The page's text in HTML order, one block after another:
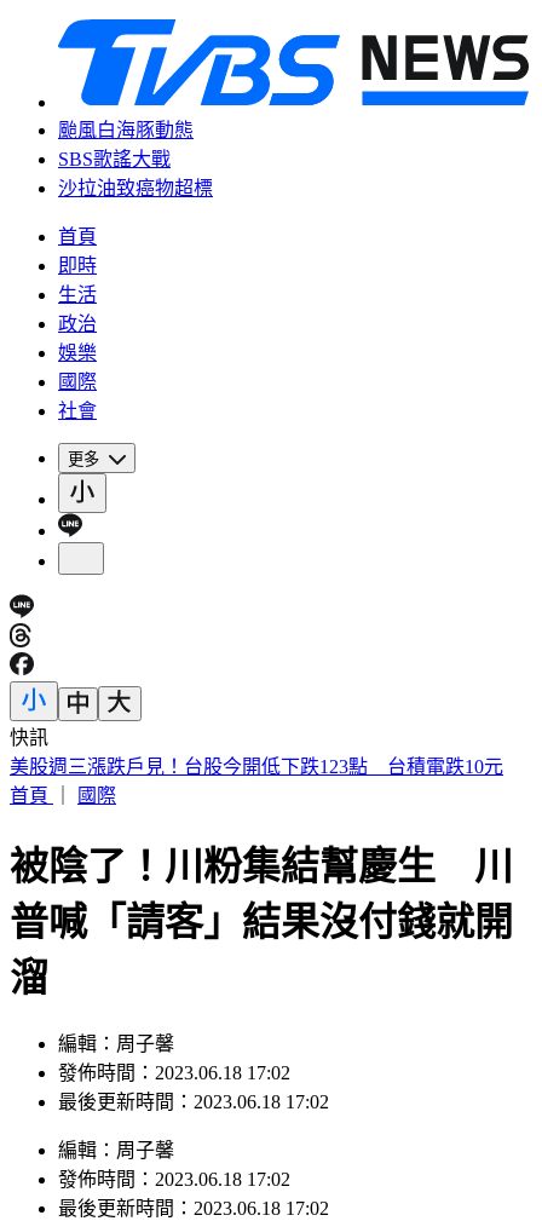
颱風白海豚動態
SBS歌謠大戰
沙拉油致癌物超標
首頁
即時
生活
政治
娛樂
國際
社會
更多
快訊
賴清德殺到台中！「8年總帳一次掀翻」 踩場開砲嗆爆盧秀
燕
被陰了！川粉集結幫慶生 川
普喊「請客」結果沒付錢就開
溜
編輯：周子馨
發佈時間：2023.06.18 17:02
編輯：周子馨
發佈時間：2023.06.18 17:02